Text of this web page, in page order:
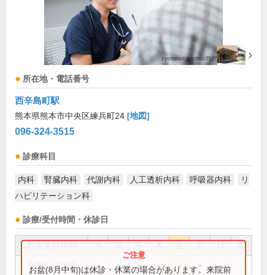
所在地・電話番号
西辛島町駅
熊本県熊本市中央区練兵町24 [地図]
096-324-3515
診療科目
内科 腎臓内科 代謝内科 人工透析内科 呼吸器内科
リ
ハビリテーション科
診療/受付時間・休診日
祝
9:30～12:30 ● ● ● ● ●
お盆(8月中旬)は休診・休業の場合があります。来院前